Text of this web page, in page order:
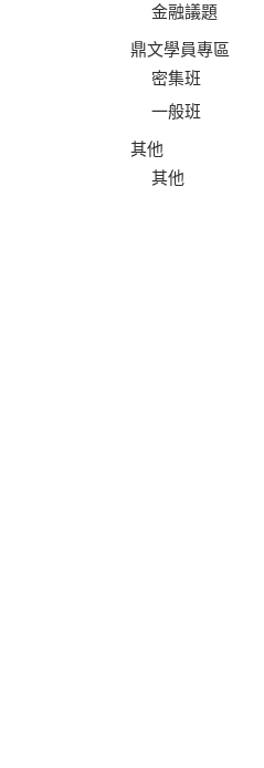
金融議題
鼎文學員專區
密集班
一般班
其他
其他